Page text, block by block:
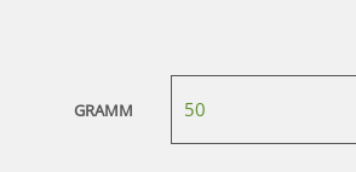
GRAMM